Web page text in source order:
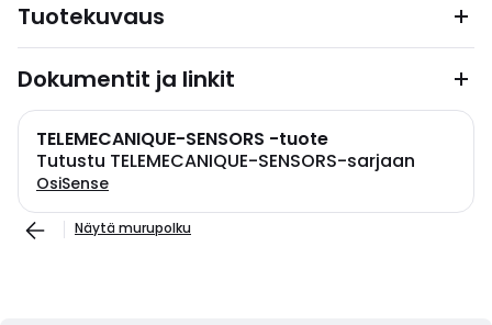
Tuotekuvaus
Dokumentit ja linkit
TELEMECANIQUE-SENSORS -tuote
Tutustu TELEMECANIQUE-SENSORS-sarjaan
OsiSense
Näytä murupolku